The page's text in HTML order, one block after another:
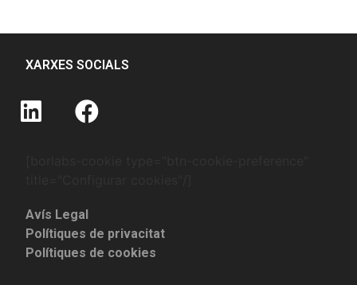
XARXES SOCIALS
Avís Legal
Polítiques de privacitat
Polítiques de cookies